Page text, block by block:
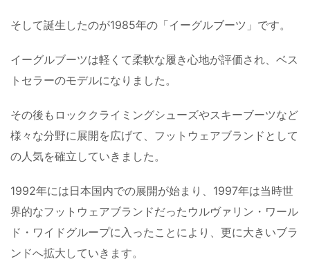
そして誕生したのが1985年の「イーグルブーツ」です。
イーグルブーツは軽くて柔軟な履き心地が評価され、ベス
トセラーのモデルになりました。
その後もロッククライミングシューズやスキーブーツなど
様々な分野に展開を広げて、フットウェアブランドとして
の人気を確立していきました。
1992年には日本国内での展開が始まり、1997年は当時世
界的なフットウェアブランドだったウルヴァリン・ワール
ド・ワイドグループに入ったことにより、更に大きいブラ
ンドへ拡大していきます。